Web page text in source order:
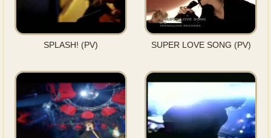
SPLASH! (PV) SUPER LOVE SONG (PV)